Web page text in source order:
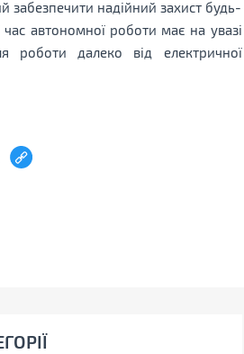
забезпечити надійний захист будь-
автономної роботи має на увазі
роботи далеко від електричної